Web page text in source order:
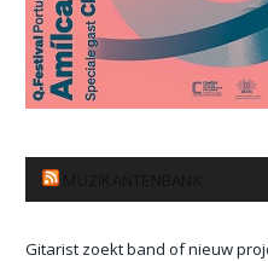
Gitarist zoekt band of nieuw